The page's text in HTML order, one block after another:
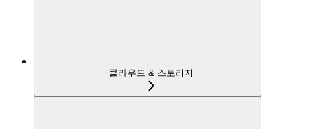
클라우드 & 스토리지